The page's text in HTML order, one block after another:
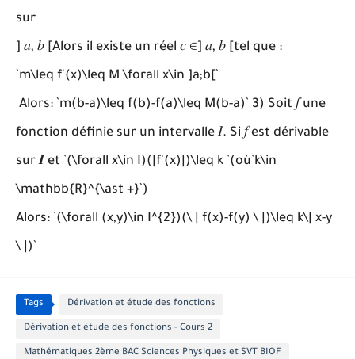
sur
𝑎, 𝑏 [Alors il existe un réel 𝑐 ∈ 𝑎, 𝑏 [tel que :
`m\leq f'(x)\leq M \forall x\in ]a;b[`
Alors: `m(b-a)\leq f(b)-f(a)\leq M(b-a)` 3) Soit 𝑓 une
fonction définie sur un intervalle 𝐼. Si 𝑓 est dérivable
sur 𝑰 et `(\forall x\in I)(|f'(x)|)\leq k `(où`k\in
\mathbb{R}^{\ast +}`)
Alors: `(\forall (x,y)\in I^{2})(\ | f(x)-f(y) \ |)\leq k\| x-y
\ |)`
Tags Dérivation et étude des fonctions
Dérivation et étude des fonctions - Cours 2
Mathématiques 2ème BAC Sciences Physiques et SVT BIOF